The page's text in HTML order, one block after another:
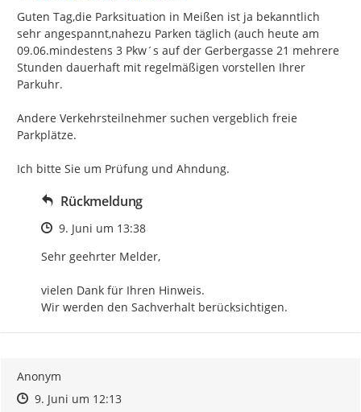
Guten Tag,die Parksituation in Meißen ist ja bekanntlich
sehr angespannt,nahezu Parken täglich (auch heute am
09.06.mindestens 3 Pkw´s auf der Gerbergasse 21 mehrere
Stunden dauerhaft mit regelmäßigen vorstellen Ihrer
Parkuhr.
Andere Verkehrsteilnehmer suchen vergeblich freie
Parkplätze.
Ich bitte Sie um Prüfung und Ahndung.
Rückmeldung
Zeitpunkt des Erstellens
9. Juni um 13:38
Sehr geehrter Melder,
vielen Dank für Ihren Hinweis.
Wir werden den Sachverhalt berücksichtigen.
Anonym
Zeitpunkt des Erstellens
Zeitpunkt des Erstellens
9. Juni um 12:13Zur Äußerung